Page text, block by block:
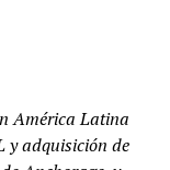
América Latina
y adquisición de